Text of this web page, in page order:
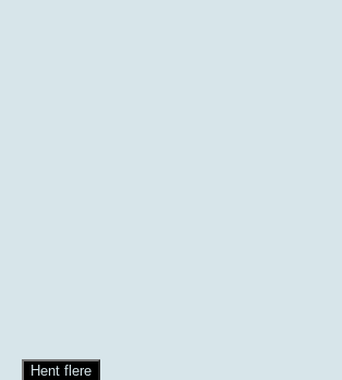
Hent flere